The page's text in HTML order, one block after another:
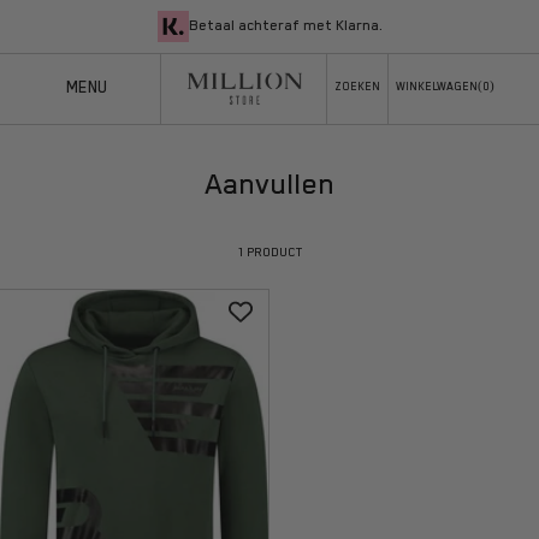
Betaal achteraf met Klarna.
MENU
MILLION
ZOEKEN
ZOEKEN WINKELWAGEN
WINKELWAGEN(0)
Aanvullen
1 PRODUCT